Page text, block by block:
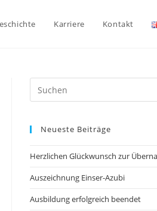
Karriere Kontakt
Neueste Beiträge
Herzlichen Glückwunsch zur
Auszeichnung Einser-Azubi
Ausbildung erfolgreich beendet